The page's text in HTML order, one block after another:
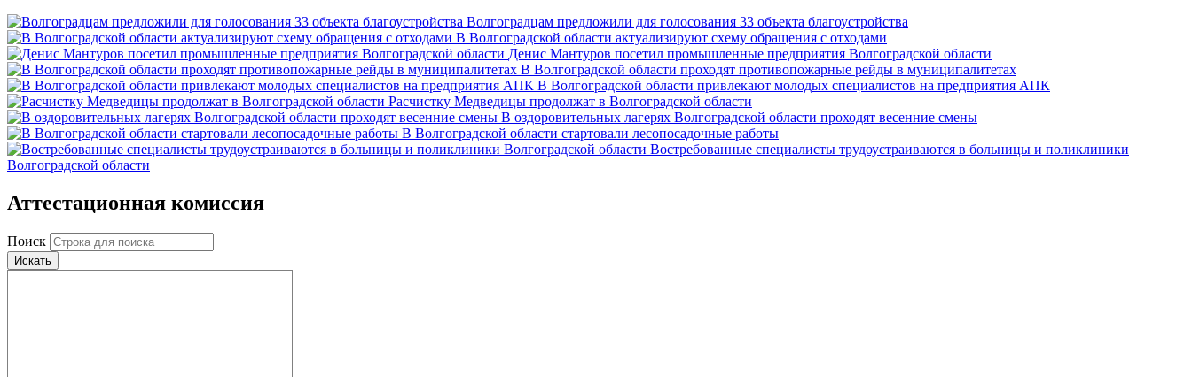
Волгоградцам предложили для голосования 33 объекта благоустройства
В Волгоградской области актуализируют схему обращения с отходами
Денис Мантуров посетил промышленные предприятия Волгоградской области
В Волгоградской области проходят противопожарные рейды в муниципалитетах
В Волгоградской области привлекают молодых специалистов на предприятия АПК
Расчистку Медведицы продолжат в Волгоградской области
В оздоровительных лагерях Волгоградской области проходят весенние смены
В Волгоградской области стартовали лесопосадочные работы
Востребованные специалисты трудоустраиваются в больницы и поликлиники
Волгоградской области
Аттестационная комиссия
Поиск
Искать